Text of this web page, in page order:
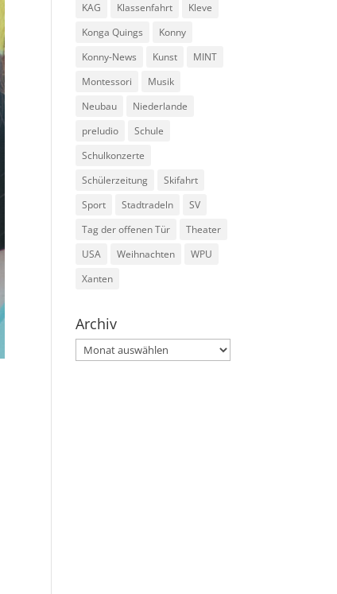
KAG
Klassenfahrt
Kleve
Konga Quings
Konny
Konny-News
Kunst
MINT
Montessori
Musik
Neubau
Niederlande
preludio
Schule
Schulkonzerte
Schülerzeitung
Skifahrt
Sport
Stadtradeln
SV
Tag der offenen Tür
Theater
USA
Weihnachten
WPU
Xanten
Archiv
Archiv